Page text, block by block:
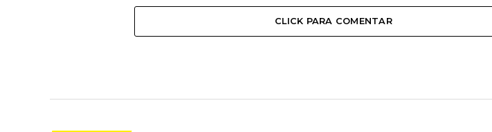
CLICK PARA COMENTAR